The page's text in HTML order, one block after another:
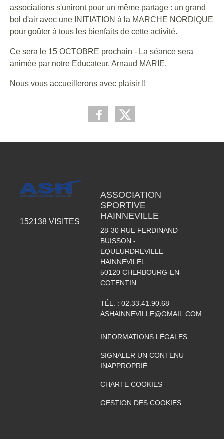
associations s'uniront pour un même partage : un grand
bol d'air avec une INITIATION à la MARCHE NORDIQUE
pour goûter à tous les bienfaits de cette activité.
Ce sera le 15 OCTOBRE prochain - La séance sera
animée par notre Educateur, Arnaud MARIE.
Nous vous accueillerons avec plaisir !!
152138 VISITES
ASSOCIATION
SPORTIVE
HAINNEVILLE
28-30 RUE FERDINAND
BUISSON -
EQUEURDREVILLE-
HAINNEVILEL
50120 CHERBOURG-EN-
COTENTIN
TÉL. : 02.33.41.90.68
ASHAINNEVILLE@GMAIL.COM
INFORMATIONS LÉGALES
SIGNALER UN CONTENU
INAPPROPRIÉ
CHARTE COOKIES
GESTION DES COOKIES